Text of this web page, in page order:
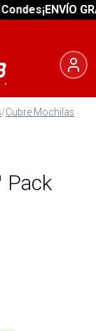
¡ENVÍO
/Cubre Mochilas
Pack